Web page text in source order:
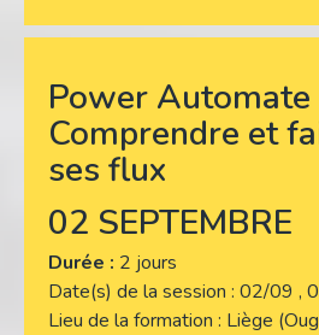
Power Automate
Comprendre et
ses flux
02 SEPTEMBRE
Durée : 2 jours
Date(s) de la session 02/09 ,
Lieu de la formation Liège